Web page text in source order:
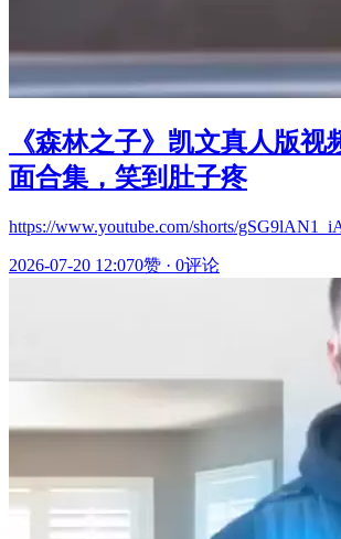
《森林之子》凯文真人版视
面合集，笑到肚子疼
https://www.youtube.com/shorts/
2026-07-20 12:070赞 · 0评论